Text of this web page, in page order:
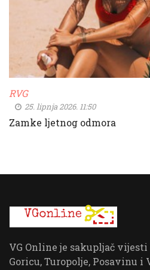
RVG
25. lipnja 2026. 11:50
Zamke ljetnog odmora
VG Online je sakupljač
Goricu, Turopolje, Posavinu